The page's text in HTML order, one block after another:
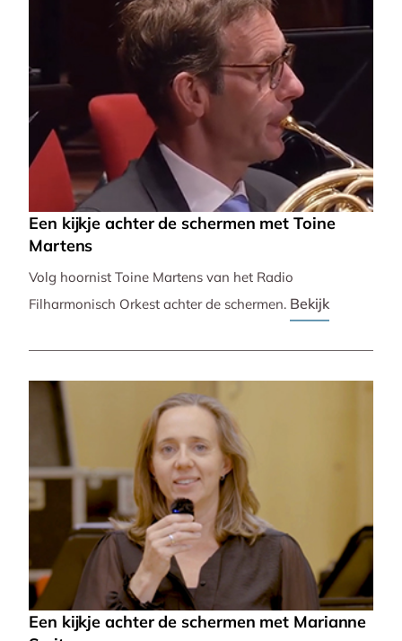
Een kijkje achter de schermen met Toine
Martens
Volg hoornist Toine Martens van het Radio
Filharmonisch Orkest achter de schermen. Bekijk
Een kijkje achter de schermen met Marianne